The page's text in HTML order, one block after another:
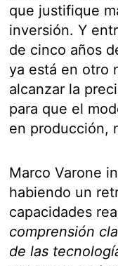
que justifique
inversión. Y
de cinco años
ya está en otro
alcanzar la
para que el
en producción,
Marco Varone
habiendo un
capacidades
comprensión
de las